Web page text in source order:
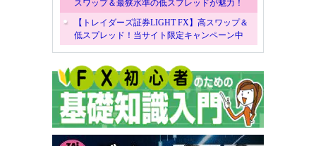
スワップ＆最狭水準の低スプレッドが魅力！
【トレイダーズ証券LIGHT FX】高スワップ＆
低スプレッド！当サイト限定キャンペーン中